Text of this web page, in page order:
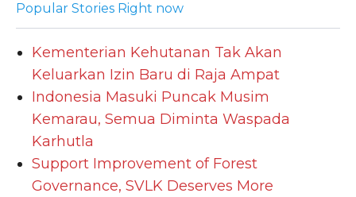
Popular Stories Right now
Kementerian Kehutanan Tak Akan
Keluarkan Izin Baru di Raja Ampat
Indonesia Masuki Puncak Musim
Kemarau, Semua Diminta Waspada
Karhutla
Support Improvement of Forest
Governance, SVLK Deserves More